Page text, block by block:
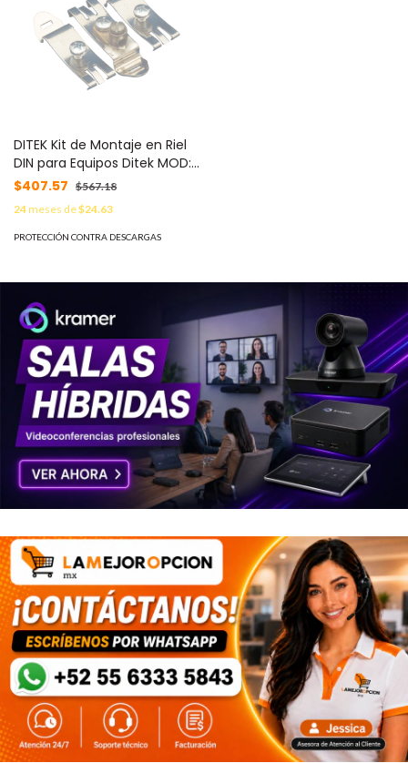
DITEK Kit de Montaje en Riel
DIN para Equipos Ditek MOD:
DTK-DRK
$407.57 $567.18
24meses de$24.63
PROTECCIÓN CONTRA DESCARGAS